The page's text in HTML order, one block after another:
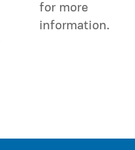
for more
information.